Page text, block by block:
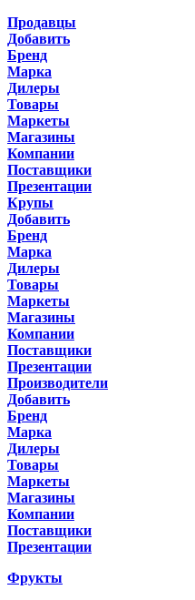
Продавцы
Добавить
Бренд
Марка
Дилеры
Товары
Маркеты
Магазины
Компании
Поставщики
Презентации
Крупы
Добавить
Бренд
Марка
Дилеры
Товары
Маркеты
Магазины
Компании
Поставщики
Презентации
Производители
Добавить
Бренд
Марка
Дилеры
Товары
Маркеты
Магазины
Компании
Поставщики
Презентации
Фрукты